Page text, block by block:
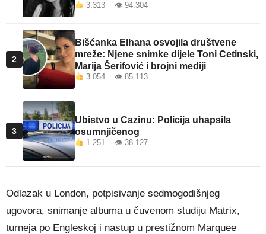
3.313 👁 94.304
2
Bišćanka Elhana osvojila društvene
mreže: Njene snimke dijele Toni Cetinski,
Marija Šerifović i brojni mediji
3.054 👁 85.113
3
Ubistvo u Cazinu: Policija uhapsila
osumnjičenog
1.251 👁 38.127
Odlazak u London, potpisivanje sedmogodišnjeg
ugovora, snimanje albuma u čuvenom studiju Matrix,
turneja po Engleskoj i nastup u prestižnom Marquee